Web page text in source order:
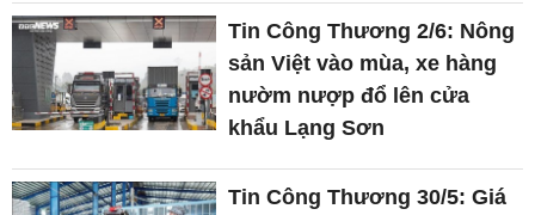
Tin Công Thương 2/6: Nông
sản Việt vào mùa, xe hàng
nườm nượp đổ lên cửa
khẩu Lạng Sơn
Tin Công Thương 30/5: Giá